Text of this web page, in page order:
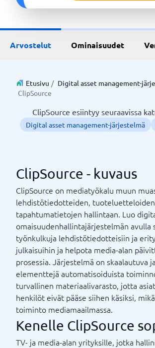
Arvostelut Ominaisuudet
Etusivu / Digital asset management-
ClipSource
ClipSource esiintyy seuraavissa
Digital asset management-järjestelmä
ClipSource - kuvaus
ClipSource on mediatyökalu muun
lehdistötiedotteiden,
tapahtumatietojen hallintaan. Luo
omaisuudenhallintajärjestelmän avulla
työnkulkuja lehdistötiedotteisiin ja
julkaisuihin ja helpota media-alan
prosessia. Järjestelmä on skaalautuva
elementtejä automatisoiduista
turvallinen materiaalivarasto, jotta
henkilöt eivät pääse siihen käsiksi,
toiminto mediamaailmassa.
Kenelle ClipSource
TV- ja media-alan yrityksille, jotka